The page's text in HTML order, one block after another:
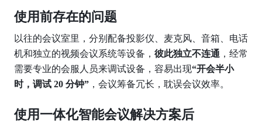
使用前存在的问题
以往的会议室里，分别配备投影仪、麦克风、音箱、电话
机和独立的视频会议系统等设备， 彼此独立不连通 ，经常
需要专业的会服人员来调试设备，容易出现“开会半小
时，调试 20 分钟”，会议筹备冗长，耽误会议效率。
使用一体化智能会议解决方案后